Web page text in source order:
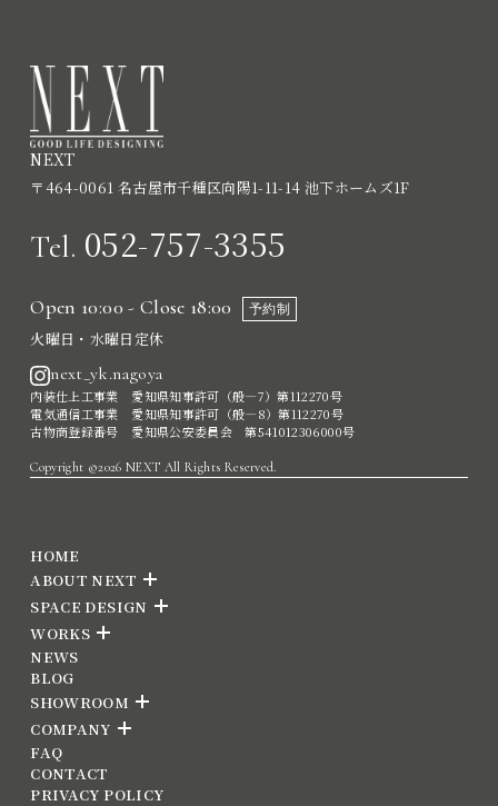
NEXT
〒464-0061 名古屋市千種区向陽1-11-14 池下ホームズ1F
Tel. 052-757-3355
Open 10:00 - Close 18:00 予約制
火曜日・水曜日定休
next_yk.nagoya
内装仕上工事業 愛知県知事許可（般―7）第112270号
電気通信工事業 愛知県知事許可（般―8）第112270号
古物商登録番号 愛知県公安委員会 第541012306000号
Copyright ©2026 NEXT All Rights Reserved.
HOME
ABOUT NEXT
SPACE DESIGN
WORKS
NEWS
BLOG
SHOWROOM
COMPANY
FAQ
CONTACT
PRIVACY POLICY